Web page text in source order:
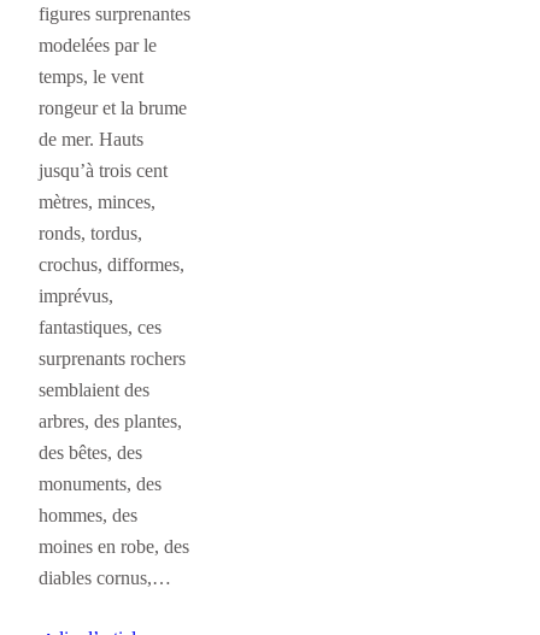
figures surprenantes
modelées par le
temps, le vent
rongeur et la brume
de mer. Hauts
jusqu’à trois cent
mètres, minces,
ronds, tordus,
crochus, difformes,
imprévus,
fantastiques, ces
surprenants rochers
semblaient des
arbres, des plantes,
des bêtes, des
monuments, des
hommes, des
moines en robe, des
diables cornus,…